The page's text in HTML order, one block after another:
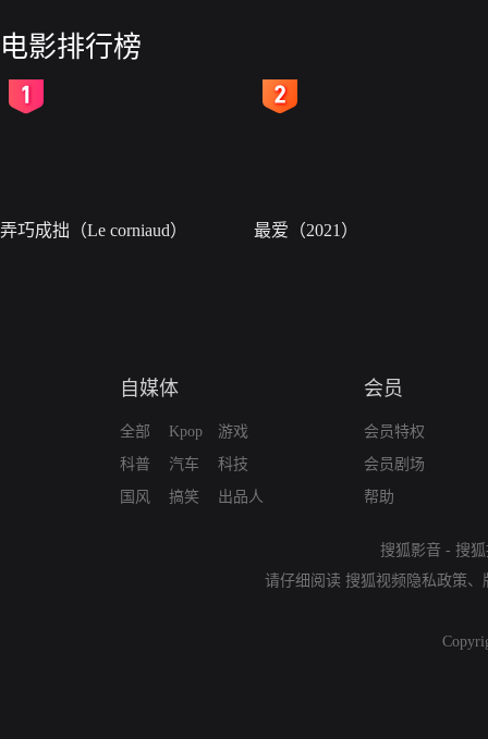
电影排行榜
弄巧成拙（Le corniaud） 最爱（2021）
自媒体
全部
科普
国风
Kpop
汽车
搞笑
游戏
科技
出品人
会员
会员特权
会员剧场
帮助
搜狐影音 - 搜
请仔细阅读 搜狐视频隐私政策、